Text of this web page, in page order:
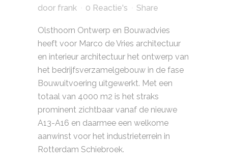
door frank 0 Reactie's Share
Olsthoorn Ontwerp en Bouwadvies
heeft voor Marco de Vries architectuur
en interieur architectuur het ontwerp van
het bedrijfsverzamelgebouw in de fase
Bouwuitvoering uitgewerkt. Met een
totaal van 4000 m2 is het straks
prominent zichtbaar vanaf de nieuwe
A13-A16 en daarmee een welkome
aanwinst voor het industrieterrein in
Rotterdam Schiebroek.